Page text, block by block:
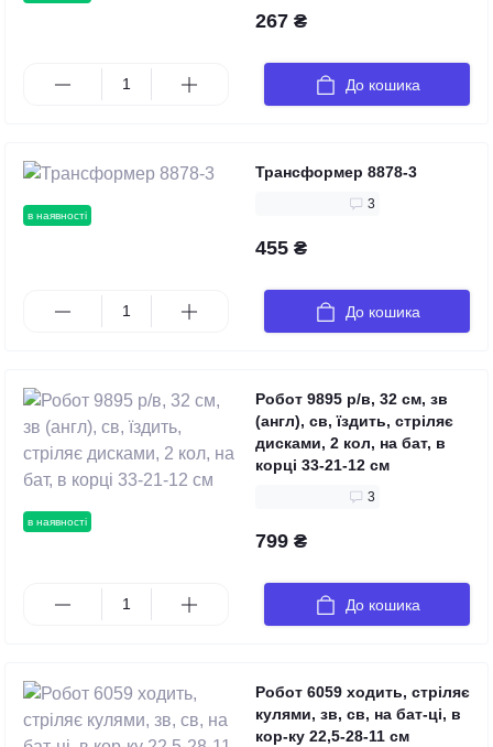
267 ₴
До кошика
в наявності
Трансформер 8878-3
3
455 ₴
До кошика
в наявності
Робот 9895 р/в, 32 см, зв
(англ), св, їздить, стріляє
дисками, 2 кол, на бат, в
корці 33-21-12 см
3
799 ₴
До кошика
Робот 6059 ходить, стріляє
кулями, зв, св, на бат-ці, в
кор-ку 22,5-28-11 см